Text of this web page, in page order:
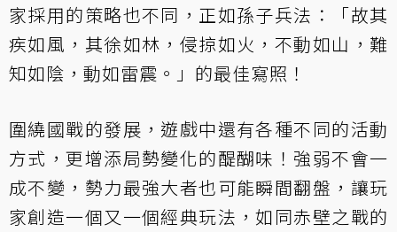
家採用的策略也不同，正如孫子兵法：「故其
疾如風，其徐如林，侵掠如火，不動如山，難
知如陰，動如雷震。」的最佳寫照！
圍繞國戰的發展，遊戲中還有各種不同的活動
方式，更增添局勢變化的醍醐味！強弱不會一
成不變，勢力最強大者也可能瞬間翻盤，讓玩
家創造一個又一個經典玩法，如同赤壁之戰的